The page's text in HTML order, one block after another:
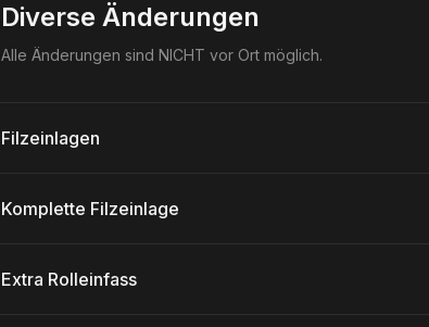
Diverse Änderungen
Alle Änderungen sind NICHT vor Ort möglich.
Filzeinlagen
Komplette Filzeinlage
Extra Rolleinfass